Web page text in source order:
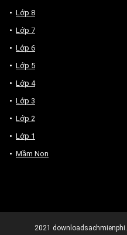
Lớp 8
Lớp 7
Lớp 6
Lớp 5
Lớp 4
Lớp 3
Lớp 2
Lớp 1
Mầm Non
2021